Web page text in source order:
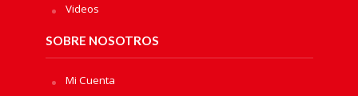
Videos
SOBRE NOSOTROS
Mi Cuenta